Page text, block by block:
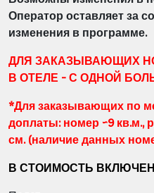
Оператор оставляет за
изменения в программе.
ДЛЯ ЗАКАЗЫВАЮЩИХ
В ОТЕЛЕ - С ОДНОЙ
*Для заказывающих по
доплаты: номер ~9 кв.м.,
см. (наличие данных
В СТОИМОСТЬ